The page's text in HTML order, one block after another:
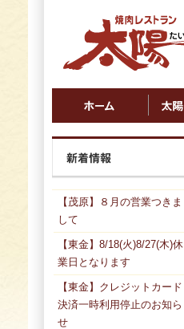
【茂原】８月の営業つきま
して
【東金】8/18(火)8/27(木)休
業日となります
【東金】クレジットカード
決済一時利用停止のお知ら
せ